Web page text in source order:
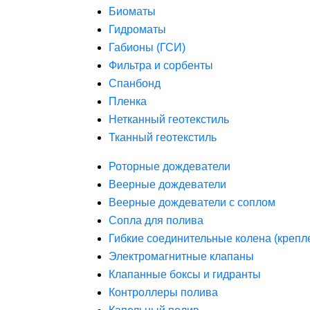
Биоматы
Гидроматы
Габионы (ГСИ)
Фильтра и сорбенты
Спанбонд
Пленка
Нетканный геотекстиль
Тканный геотекстиль
Роторные дождеватели
Веерные дождеватели
Веерные дождеватели с соплом
Сопла для полива
Гибкие соединительные колена
Электромагнитные клапаны
Клапанные боксы и гидранты
Контроллеры полива